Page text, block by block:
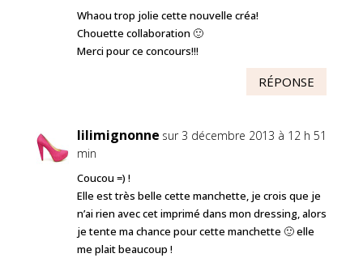
Whaou trop jolie cette nouvelle créa!
Chouette collaboration 🙂
Merci pour ce concours!!!
RÉPONSE
lilimignonne sur 3 décembre 2013 à 12 h 51
min
Coucou =) !
Elle est très belle cette manchette, je crois que je
n’ai rien avec cet imprimé dans mon dressing, alors
je tente ma chance pour cette manchette 🙂 elle
me plait beaucoup !